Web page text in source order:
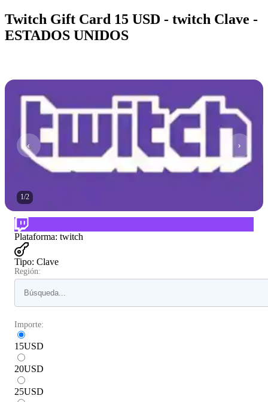
Twitch Gift Card 15 USD - twitch Clave -
ESTADOS UNIDOS
1/2
Plataforma: twitch
Tipo: Clave
Región:
Importe:
15USD
20USD
25USD